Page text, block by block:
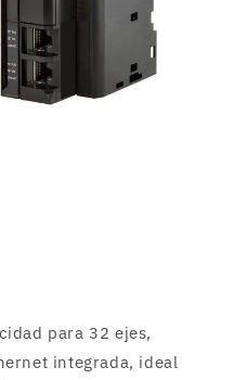
para 32 ejes,
integrada, ideal